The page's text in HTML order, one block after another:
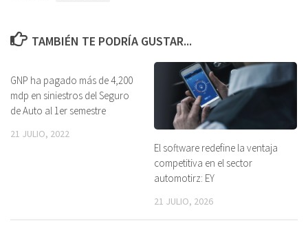
TAMBIÉN TE PODRÍA GUSTAR...
GNP ha pagado más de 4,200
mdp en siniestros del Seguro
de Auto al 1er semestre
21 JULIO, 2022
El software redefine la ventaja
competitiva en el sector
automotirz: EY
21 JULIO, 2026